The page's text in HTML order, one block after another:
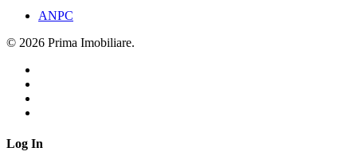
ANPC
© 2026 Prima Imobiliare.
Log In